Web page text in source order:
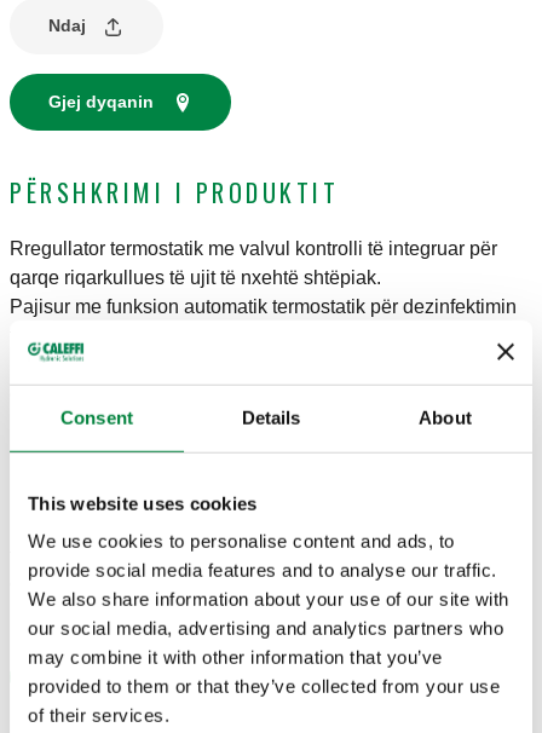
Consent Details About
This website uses cookies
We use cookies to personalise content and ads, to
provide social media features and to analyse our traffic.
We also share information about your use of our site with
our social media, advertising and analytics partners who
may combine it with other information that you’ve
provided to them or that they’ve collected from your use
of their services.
Ndaj
Gjej dyqanin
PËRSHKRIMI I PRODUKTIT
Rregullator termostatik me valvul kontrolli të integruar për
qarqe riqarkullues të ujit të nxehtë shtëpiak.
Pajisur me funksion automatik termostatik për dezinfektimin
Me matësin e temperaturës për kontrollin e temperaturës së
Gama e temperaturës së dezinfektimit
70 °C
: